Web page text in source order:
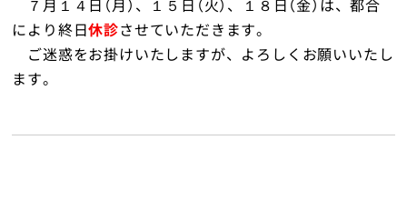
により終日休診させていただきます。
ご迷惑をお掛けいたしますが、よろしくお願いいたし
ます。